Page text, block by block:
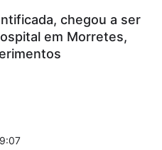
chegou a ser
em Morretes,